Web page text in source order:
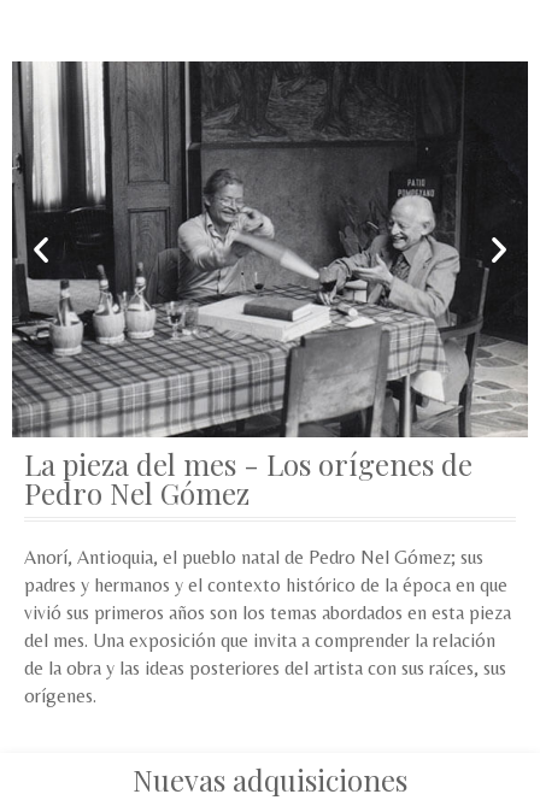
La pieza del mes - Los orígenes de
Pedro Nel Gómez
Anorí, Antioquia, el pueblo natal de Pedro Nel Gómez; sus
padres y hermanos y el contexto histórico de la época en que
vivió sus primeros años son los temas abordados en esta pieza
del mes. Una exposición que invita a comprender la relación
de la obra y las ideas posteriores del artista con sus raíces, sus
orígenes.
Nuevas adquisiciones